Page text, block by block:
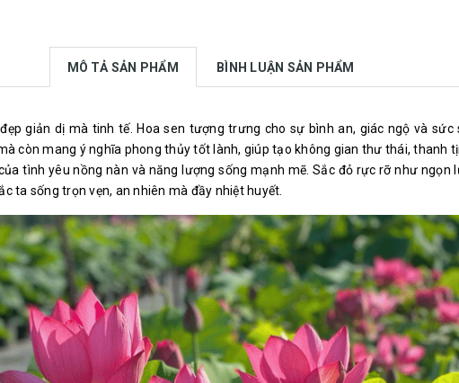
MÔ TẢ SẢN PHẨM BÌNH LUẬN SẢN PHẨM
giản dị mà tinh tế. Hoa sen tượng trưng cho sự bình an, giác ngộ và
còn mang ý nghĩa phong thủy tốt lành, giúp tạo không gian thư thái, thanh
tình yêu nồng nàn và năng lượng sống mạnh mẽ. Sắc đỏ rực rỡ như
ta sống trọn vẹn, an nhiên mà đầy nhiệt huyết.